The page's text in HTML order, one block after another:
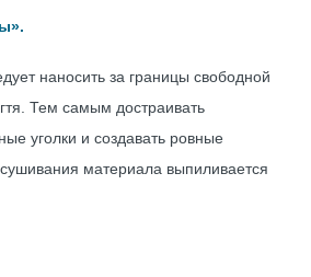
наносить за границы свободной
Тем самым достраивать
уголки и создавать ровные
материала выпиливается